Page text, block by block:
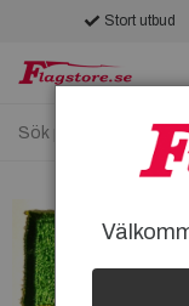
Stort utbud